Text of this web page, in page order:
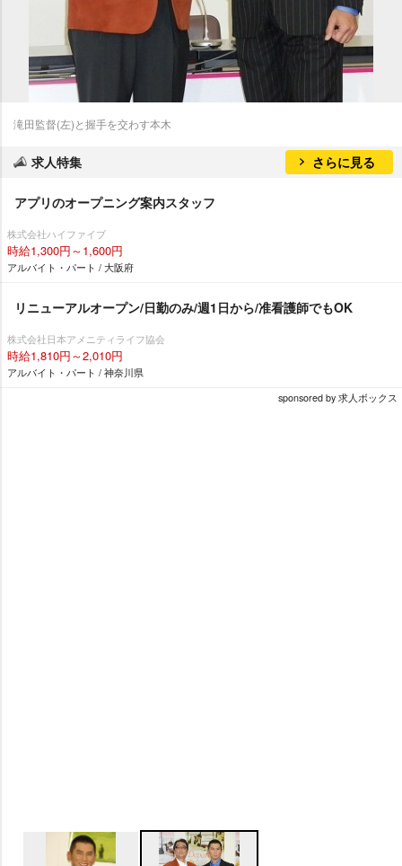
滝田監督(左)と握手を交わす本木
求人特集 さらに見る
アプリのオープニング案内スタッフ
株式会社ハイファイブ
時給1,300円～1,600円
アルバイト・パート / 大阪府
リニューアルオープン/日勤のみ/週1日から/准看護師でもOK
株式会社日本アメニティライフ協会
時給1,810円～2,010円
アルバイト・パート / 神奈川県
sponsored by 求人ボックス